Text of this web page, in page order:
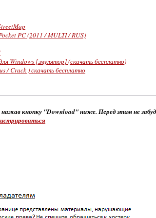
PC (2011 / MULTI / RUS)
Windows [эмулятор] (скачать бесплатно)
/ Crack ) скачать бесплатно
кнопку "Download" ниже. Перед этим не